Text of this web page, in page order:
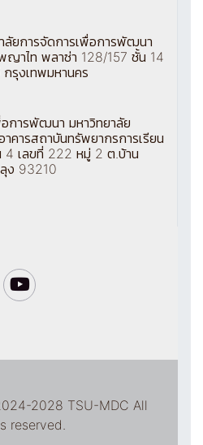
ลัยการจัดการเพื่อการพัฒนา
ญาไท พลาซ่า 128/157 ชั้น 14
รุงเทพมหานคร
การพัฒนา มหาวิทยาลัย
ารสถาบันทรัพยากรการเรียน
4 เลขที่ 222 หมู่ 2 ต.บ้าน
ง 93210
2028 TSU-MDC All
reserved.